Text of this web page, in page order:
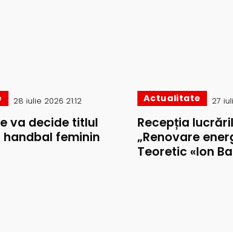
28 iulie 2026 21:12
va decide titlul
feminin
Actualitate 27
Recepția
„Renovare
Teoretic «Ion